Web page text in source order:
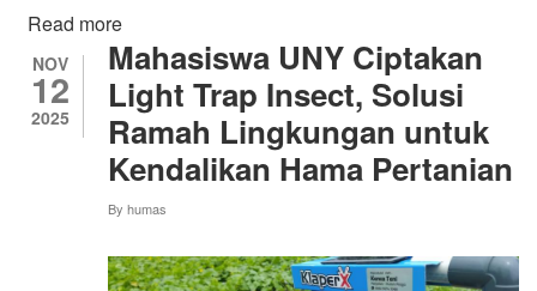
Read more
Mahasiswa
UNY
Kembangkan
ChickenZ,
Inovasi
3
Berbasis
NOV
12
2025
Mahasiswa UNY Ciptakan
Light Trap Insect, Solusi
Ramah Lingkungan untuk
Kendalikan Hama Pertanian
By humas